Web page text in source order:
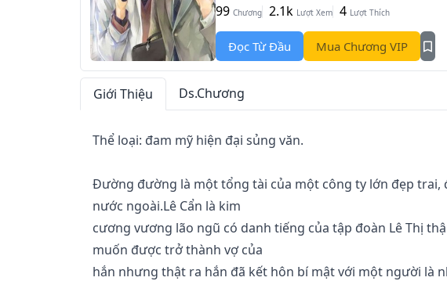
99 Chương 2.1k Lượt Xem 4 Lượt Thích
Đọc Từ Đầu Mua Chương VIP
Giới Thiệu Ds.Chương
Thể loại: đam mỹ hiện đại sủng văn.
Đường đường là một tổng tài của một công ty lớn đẹp
nước ngoài.Lê Cẩn là kim
cương vương lão ngũ có danh tiếng của tập đoàn Lê Thị
muốn được trở thành vợ của
hắn nhưng thật ra hắn đã kết hôn bí mật với một người là